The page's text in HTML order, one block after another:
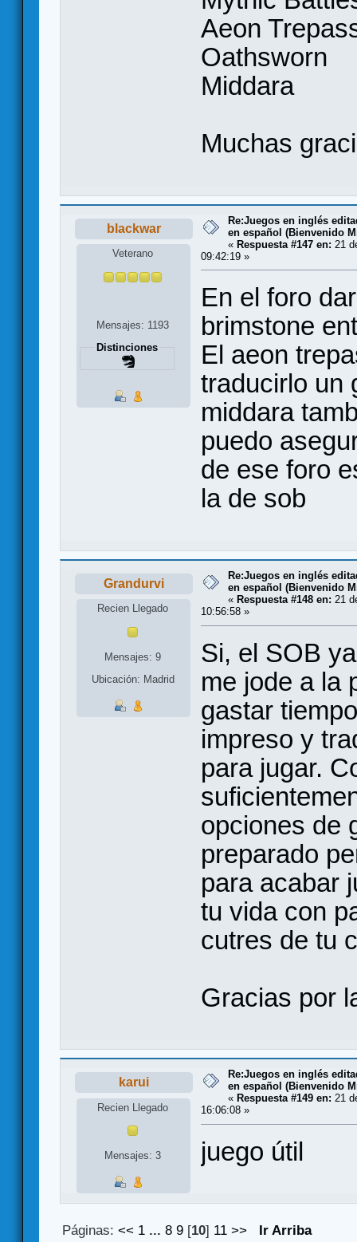
Aeon
Oathsworn
Middara
Muchas
blackwar
Veterano
Mensajes: 1193
Distinciones
Re:Juegos en inglés
en español (Bienvenido
« Respuesta #147 en: 21
09:42:19 »
En el foro
brimstone
El aeon
traducirlo un
middara
puedo
de ese foro
la de sob
Grandurvi
Recien Llegado
Mensajes: 9
Ubicación: Madrid
Re:Juegos en inglés
en español (Bienvenido
« Respuesta #148 en: 21
10:56:58 »
Si, el SOB
me jode a la
gastar
impreso y
para jugar.
opciones de
preparado
para acabar
tu vida con
cutres de tu
Gracias por
karui
Recien Llegado
Mensajes: 3
Re:Juegos en inglés
en español (Bienvenido
« Respuesta #149 en: 21
16:06:08 »
juego útil
Páginas:<< 1 ...8 9 [10] 11 >> Ir Arriba